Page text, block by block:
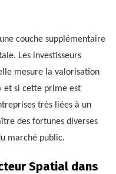
couche supplémentaire
Les investisseurs
mesure la valorisation
et si cette prime est
très liées à un
des fortunes diverses
marché public.
Spatial dans